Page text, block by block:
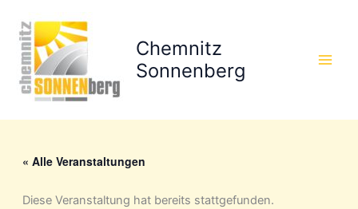
Inhalt
springen
Chemnitz
Sonnenberg
« Alle Veranstaltungen
Diese Veranstaltung hat bereits stattgefunden.